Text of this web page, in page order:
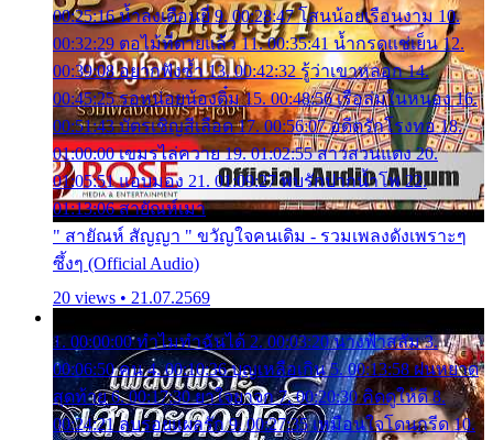
00:25:16 น้ำลงเดือนยี่ 9. 00:28:47 โสนน้อยเรือนงาม 10.
00:32:29 ตอไม้ที่ตายแล้ว 11. 00:35:41 น้ำกรดแช่เย็น 12.
00:39:08 อยากฟังซ้ำ 13. 00:42:32 รู้ว่าเขาหลอก 14.
00:45:25 รอหน่อยน้องติ๋ม 15. 00:48:56 เรือล่มในหนอง 16.
00:51:43 บัตรเชิญสีเลือด 17. 00:56:07 อดีตรักโรงทอ 18.
01:00:00 เขมรไล่ควาย 19. 01:02:55 สาวสวนแตง 20.
01:05:51 แอบมอง 21. 01:09:27 พบรักปากน้ำโพ 22.
01:13:06 สายัณห์เมา
" สายัณห์ สัญญา " ขวัญใจคนเดิม - รวมเพลงดังเพราะๆ
ซึ้งๆ (Official Audio)
20 views • 21.07.2569
1. 00:00:00 ทำไมทำฉันได้ 2. 00:03:20 นางฟ้าสลัม 3.
00:06:50 คน 4. 00:10:36 บุญเหลือเกิน 5. 00:13:58 ฝนหยาด
สุดท้าย 6. 00:17:30 ยาใจยาจก 7. 00:20:30 คิดดูให้ดี 8.
00:24:21 ลบรอยแผลรัก 9. 00:27:35 เหมือนใจโดนกรีด 10.